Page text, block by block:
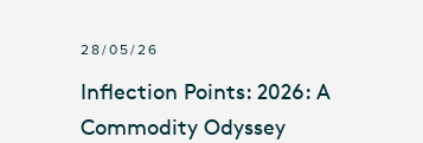
28/05/26
Inflection Points: 2026: A
Commodity Odyssey